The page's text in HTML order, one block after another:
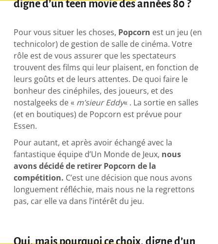
digne d’un teen movie des années 80 ?
Pour vous situer les choses, Popcorn est un jeu (en
technicolor) de gestion de salle de cinéma. Votre
rôle est de vous assurer que les spectateurs
trouvent des films qui leur plaisent, en fonction de
leurs goûts et de leurs attentes. De quoi faire le
bonheur des cinéphiles, des joueurs, et des
nostalgeeks de « m’sieur Eddy« . La sortie en salles
(et en boutiques) de Popcorn est prévue pour
Essen.
Pour autant, et après avoir échangé avec la
fantastique équipe d’Un Monde de Jeux, nous
avons décidé de retirer Popcorn de la
compétition. C’est une décision que nous avons
longuement réfléchie, mais nous ne la regrettons
pas, car elle va dans l’intérêt du jeu.
Oui, mais pourquoi ce choix, digne d’un